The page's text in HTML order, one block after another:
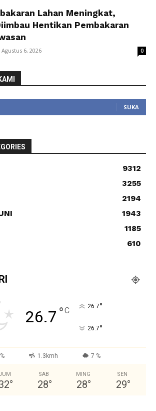
Lahan Meningkat,
Hentikan Pembakaran
Agustus 6, 2026 0
SUKA
9312
3255
2194
1943
1185
610
26.7 °C 26.7°
26.7°
1.3kmh 7 %
°
SAB
28°
MING
28°
SEN
29°